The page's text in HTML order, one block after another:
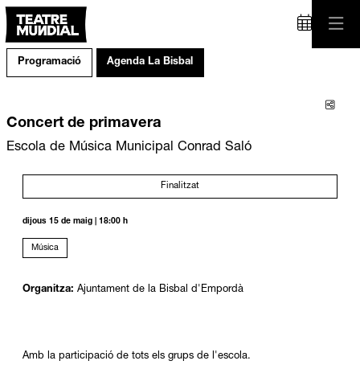
Programació Agenda La Bisbal
Concert de primavera
Escola de Música Municipal Conrad Saló
Finalitzat
dijous 15 de maig 18:00 h
Música
Organitza: Ajuntament de la Bisbal d'Empordà
Amb la participació de tots els grups de l'escola.